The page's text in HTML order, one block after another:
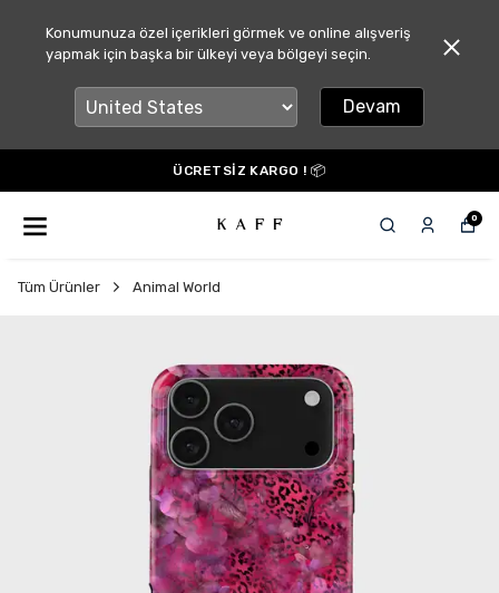
Konumunuza özel içerikleri görmek ve online alışveriş
yapmak için başka bir ülkeyi veya bölgeyi seçin.
Devam
ÜCRETSİZ KARGO ! 📦
0
Tüm Ürünler Animal World